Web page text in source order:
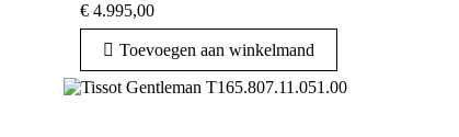
€ 4.995,00
Toevoegen aan winkelmand